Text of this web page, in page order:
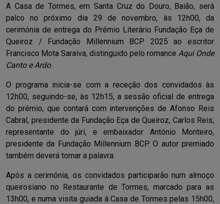
A Casa de Tormes, em Santa Cruz do Douro, Baião, será
palco no próximo dia 29 de novembro, às 12h00, da
cerimónia de entrega do Prémio Literário Fundação Eça de
Queiroz / Fundação Millennium BCP 2025 ao escritor
Francisco Mota Saraiva, distinguido pelo romance Aqui Onde
Canto e Ardo.
O programa inicia-se com a receção dos convidados às
12h00, seguindo-se, às 12h15, a sessão oficial de entrega
do prémio, que contará com intervenções de Afonso Reis
Cabral, presidente da Fundação Eça de Queiroz, Carlos Reis,
representante do júri, e embaixador António Monteiro,
presidente da Fundação Millennium BCP. O autor premiado
também deverá tomar a palavra.
Após a cerimónia, os convidados participarão num almoço
queirosiano no Restaurante de Tormes, marcado para as
13h00, e numa visita guiada à Casa de Tormes pelas 15h00,